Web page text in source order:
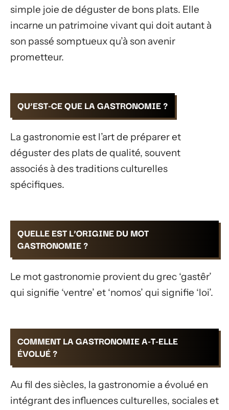
simple joie de déguster de bons plats. Elle
incarne un patrimoine vivant qui doit autant à
son passé somptueux qu’à son avenir
prometteur.
QU’EST-CE QUE LA GASTRONOMIE ?
La gastronomie est l’art de préparer et
déguster des plats de qualité, souvent
associés à des traditions culturelles
spécifiques.
QUELLE EST L’ORIGINE DU MOT
GASTRONOMIE ?
Le mot gastronomie provient du grec ‘gastêr’
qui signifie ‘ventre’ et ‘nomos’ qui signifie ‘loi’.
COMMENT LA GASTRONOMIE A-T-ELLE
ÉVOLUÉ ?
Au fil des siècles, la gastronomie a évolué en
intégrant des influences culturelles, sociales et